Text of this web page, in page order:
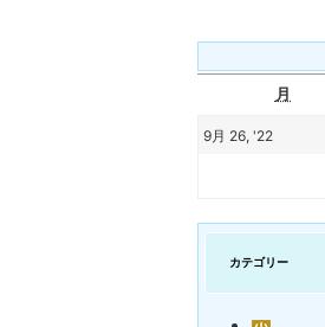
月
9月 26, '22
カテゴリー